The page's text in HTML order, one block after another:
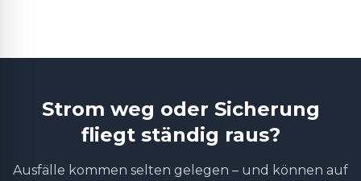
Strom weg oder Sicherung
fliegt ständig raus?
Ausfälle kommen selten gelegen – und können auf